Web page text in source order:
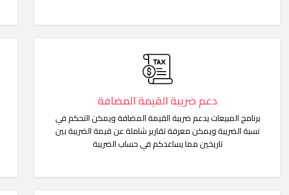
دعم ضريبة القيمة المضافة
برنامج المبيعات يدعم ضريبة القيمة المضافة ويمكن التحكم في
نسبة الضريبة ويمكن معرفة تقارير شاملة عن قيمة الضريبة بين
تاريخين مما يساعدكم في حساب الضريبة